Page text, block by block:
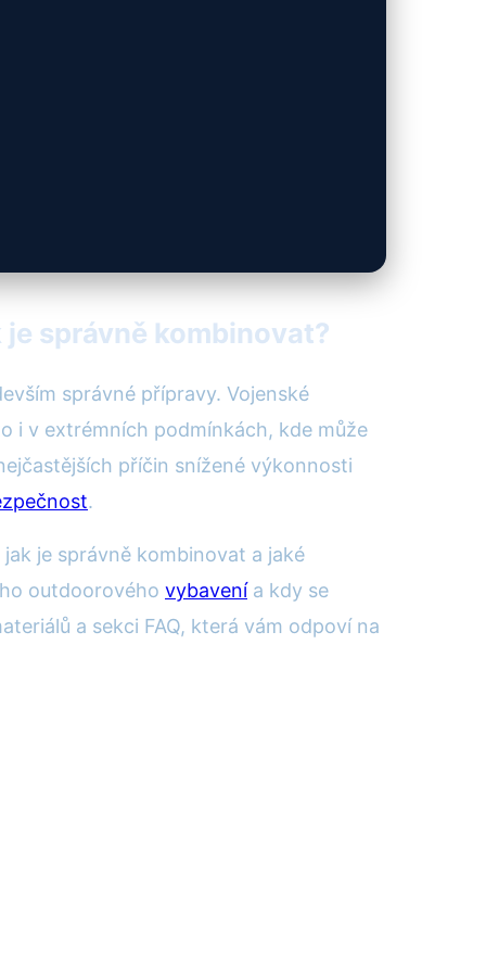
správně kombinovat?
správné přípravy. Vojenské
i v extrémních podmínkách, kde může
příčin snížené výkonnosti
.
je správně kombinovat a jaké
outdoorového vybavenía kdy se
a sekci FAQ, která vám odpoví na